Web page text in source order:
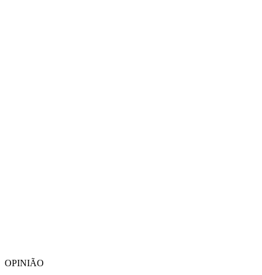
OPINIÃO